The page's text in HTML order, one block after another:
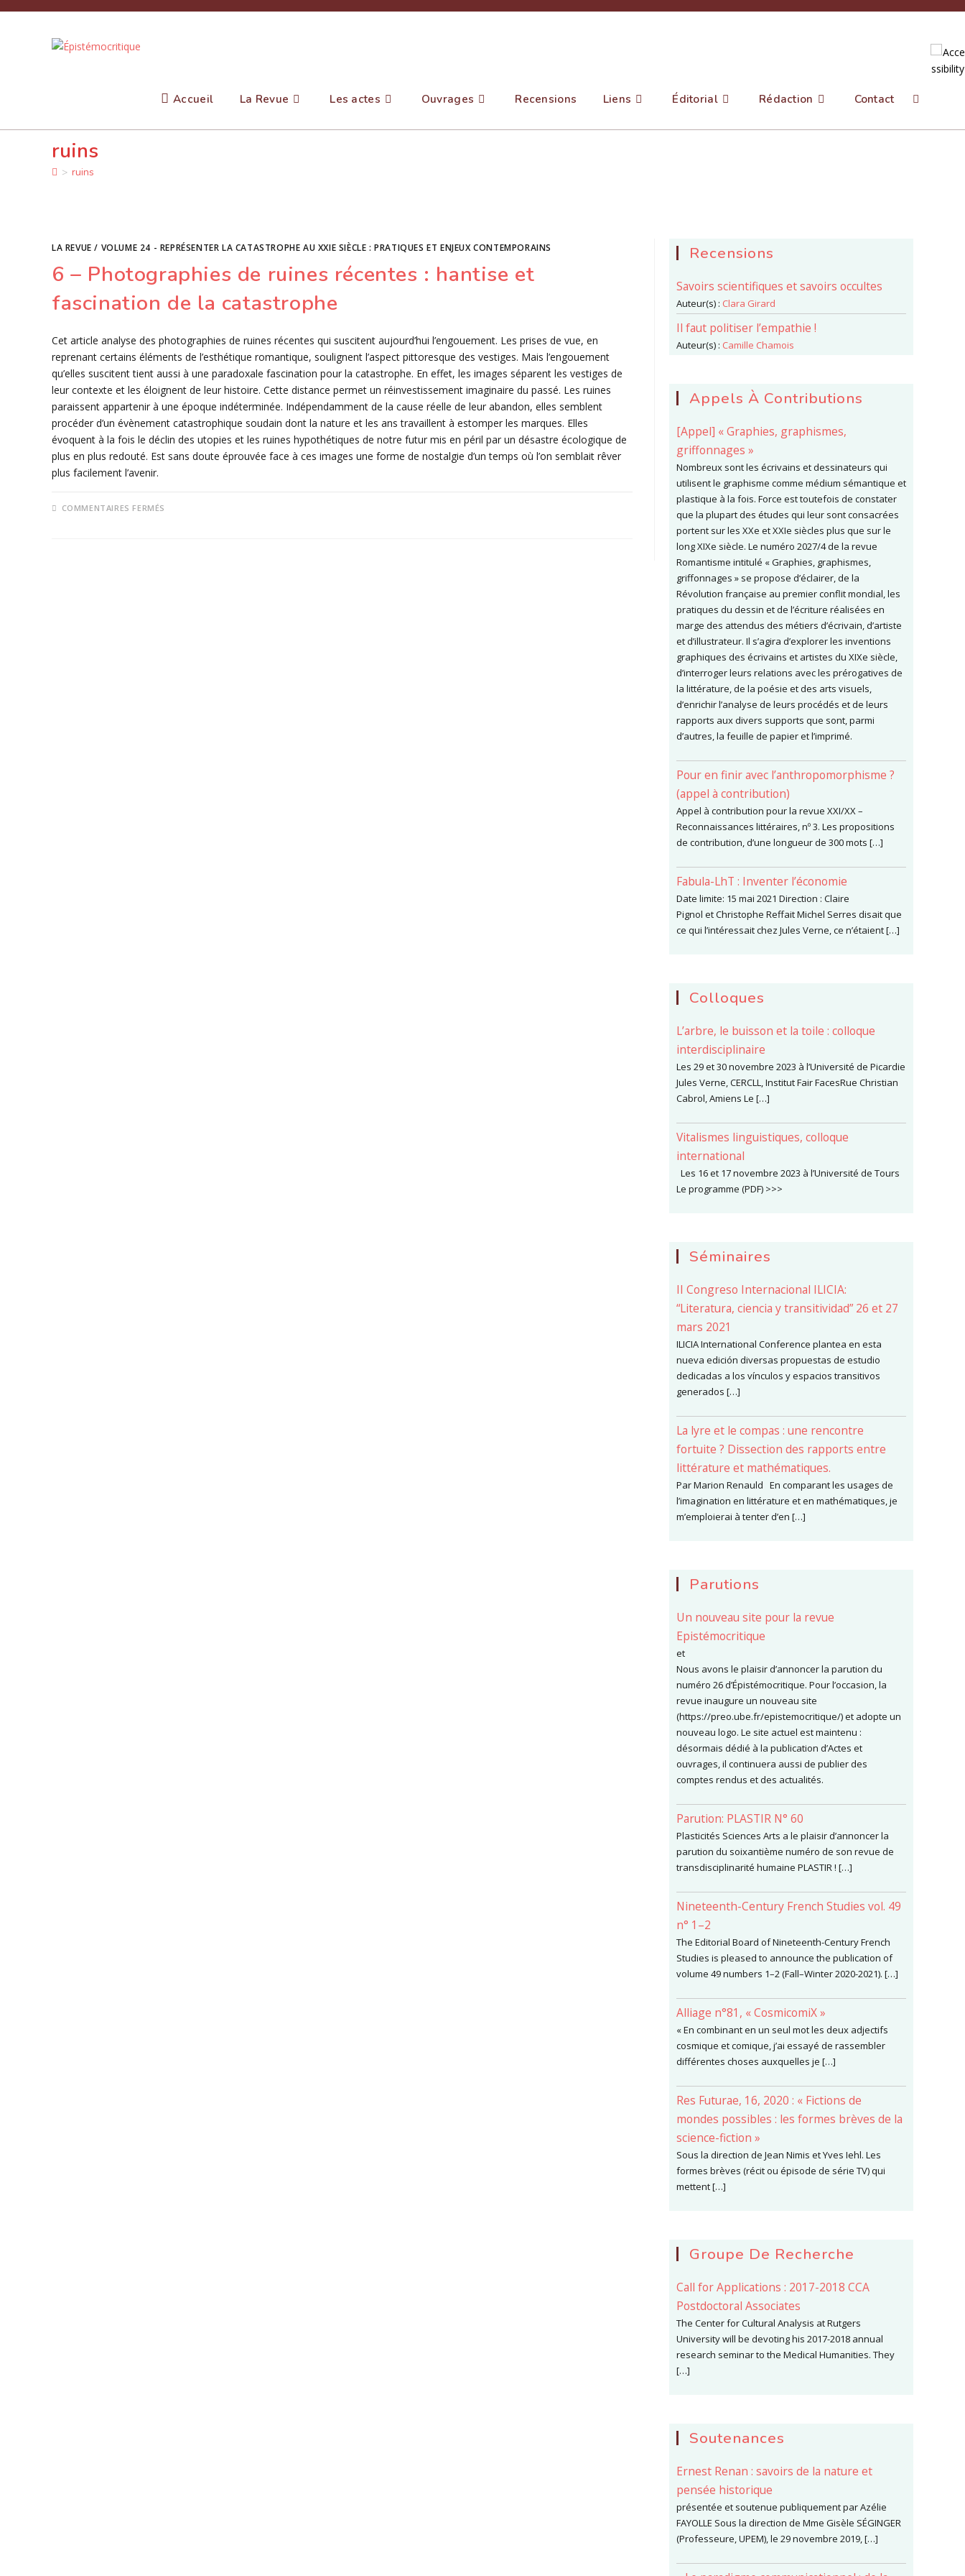
Accueil La Revue Les actes Ouvrages Recensions Liens Éditorial Rédaction Contact Toggle
ruins
> ruins
LA REVUE / VOLUME 24 - REPRÉSENTER LA CATASTROPHE AU XXIE SIÈCLE : PRATIQUES ET ENJEUX CONTEMPORAINS
6 – Photographies de ruines récentes : hantise et
fascination de la catastrophe
Cet article analyse des photographies de ruines récentes qui suscitent aujourd’hui l’engouement. Les prises de vue, en
reprenant certains éléments de l’esthétique romantique, soulignent l’aspect pittoresque des vestiges. Mais l’engouement
qu’elles suscitent tient aussi à une paradoxale fascination pour la catastrophe. En effet, les images séparent les vestiges de
leur contexte et les éloignent de leur histoire. Cette distance permet un réinvestissement imaginaire du passé. Les ruines
paraissent appartenir à une époque indéterminée. Indépendamment de la cause réelle de leur abandon, elles semblent
procéder d’un évènement catastrophique soudain dont la nature et les ans travaillent à estomper les marques. Elles
évoquent à la fois le déclin des utopies et les ruines hypothétiques de notre futur mis en péril par un désastre écologique de
plus en plus redouté. Est sans doute éprouvée face à ces images une forme de nostalgie d’un temps où l’on semblait rêver
plus facilement l’avenir.
COMMENTAIRES FERMÉS
Recensions
Savoirs scientifiques et savoirs occultes
Auteur(s) : Clara Girard
Il faut politiser l’empathie !
Auteur(s) : Camille Chamois
Appels À Contributions
[Appel] « Graphies, graphismes,
griffonnages »
Nombreux sont les écrivains et dessinateurs qui
utilisent le graphisme comme médium sémantique et
plastique à la fois. Force est toutefois de constater
que la plupart des études qui leur sont consacrées
portent sur les XXe et XXIe siècles plus que sur le
long XIXe siècle. Le numéro 2027/4 de la revue
Romantisme intitulé « Graphies, graphismes,
griffonnages » se propose d’éclairer, de la
Révolution française au premier conflit mondial, les
pratiques du dessin et de l’écriture réalisées en
marge des attendus des métiers d’écrivain, d’artiste
et d’illustrateur. Il s’agira d’explorer les inventions
graphiques des écrivains et artistes du XIXe siècle,
d’interroger leurs relations avec les prérogatives de
la littérature, de la poésie et des arts visuels,
d’enrichir l’analyse de leurs procédés et de leurs
rapports aux divers supports que sont, parmi
d’autres, la feuille de papier et l’imprimé.
Pour en finir avec l’anthropomorphisme ?
(appel à contribution)
Appel à contribution pour la revue XXI/XX –
Reconnaissances littéraires, nº 3. Les propositions
de contribution, d’une longueur de 300 mots […]
Fabula-LhT : Inventer l’économie
Date limite: 15 mai 2021 Direction : Claire
Pignol et Christophe Reffait Michel Serres disait que
ce qui l’intéressait chez Jules Verne, ce n’étaient […]
Colloques
L’arbre, le buisson et la toile : colloque
interdisciplinaire
Les 29 et 30 novembre 2023 à l’Université de Picardie
Jules Verne, CERCLL, Institut Fair FacesRue Christian
Cabrol, Amiens Le […]
Vitalismes linguistiques, colloque
international
Les 16 et 17 novembre 2023 à l’Université de Tours
Le programme (PDF) >>>
Séminaires
II Congreso Internacional ILICIA:
“Literatura, ciencia y transitividad” 26 et 27
mars 2021
ILICIA International Conference plantea en esta
nueva edición diversas propuestas de estudio
dedicadas a los vínculos y espacios transitivos
generados […]
La lyre et le compas : une rencontre
fortuite ? Dissection des rapports entre
littérature et mathématiques.
Par Marion Renauld En comparant les usages de
l’imagination en littérature et en mathématiques, je
m’emploierai à tenter d’en […]
Parutions
Un nouveau site pour la revue
Epistémocritique
et
Nous avons le plaisir d’annoncer la parution du
numéro 26 d’Épistémocritique. Pour l’occasion, la
revue inaugure un nouveau site
(https://preo.ube.fr/epistemocritique/) et adopte un
nouveau logo. Le site actuel est maintenu :
désormais dédié à la publication d’Actes et
ouvrages, il continuera aussi de publier des
comptes rendus et des actualités.
Parution: PLASTIR N° 60
Plasticités Sciences Arts a le plaisir d’annoncer la
parution du soixantième numéro de son revue de
transdisciplinarité humaine PLASTIR ! […]
Nineteenth-Century French Studies vol. 49
n° 1–2
The Editorial Board of Nineteenth-Century French
Studies is pleased to announce the publication of
volume 49 numbers 1–2 (Fall–Winter 2020-2021). […]
Alliage n°81, « CosmicomiX »
« En combinant en un seul mot les deux adjectifs
cosmique et comique, j’ai essayé de rassembler
différentes choses auxquelles je […]
Res Futurae, 16, 2020 : « Fictions de
mondes possibles : les formes brèves de la
science-fiction »
Sous la direction de Jean Nimis et Yves Iehl. Les
formes brèves (récit ou épisode de série TV) qui
mettent […]
Groupe De Recherche
Call for Applications : 2017-2018 CCA
Postdoctoral Associates
The Center for Cultural Analysis at Rutgers
University will be devoting his 2017-2018 annual
research seminar to the Medical Humanities. They
[…]
Soutenances
Ernest Renan : savoirs de la nature et
pensée historique
présentée et soutenue publiquement par Azélie
FAYOLLE Sous la direction de Mme Gisèle SÉGINGER
(Professeure, UPEM), le 29 novembre 2019, […]